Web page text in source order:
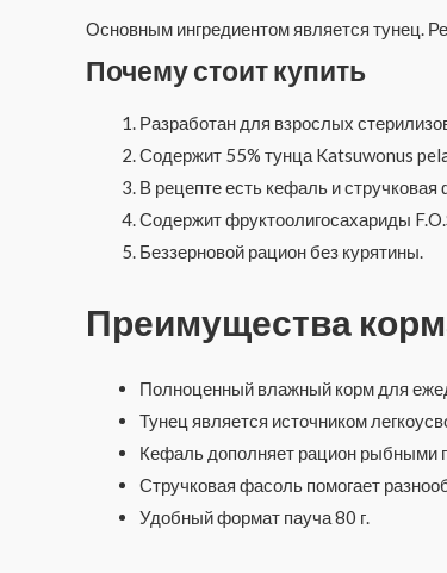
Основным ингредиентом является тунец.
Почему стоит купить
Разработан для взрослых
Содержит 55% тунца Katsuwonus
В рецепте есть кефаль и стручковая
Содержит фруктоолигосахариды
Беззерновой рацион без курятины.
Преимущества
Полноценный влажный корм для
Тунец является источником
Кефаль дополняет рацион рыбными
Стручковая фасоль помогает
Удобный формат пауча 80 г.